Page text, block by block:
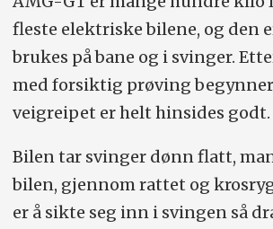
fleste elektriske bilene, og den
brukes på bane og i svinger.
med forsiktig prøving
veigreipet er helt hinsides godt.
Bilen tar svinger dønn flatt,
bilen, gjennom rattet og
er å sikte seg inn i svingen så